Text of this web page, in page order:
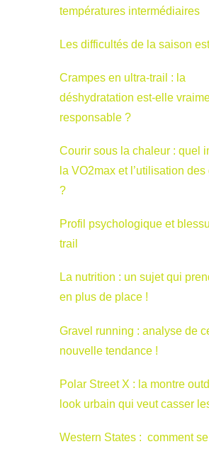
températures intermédiaires
Les difficultés de la saison
Crampes en ultra-trail : la
déshydratation est-elle
responsable ?
Courir sous la chaleur : quel
la VO2max et l’utilisation
?
Profil psychologique et
trail
La nutrition : un sujet qui
en plus de place !
Gravel running : analyse de
nouvelle tendance !
Polar Street X : la montre
look urbain qui veut casser
Western States : comment